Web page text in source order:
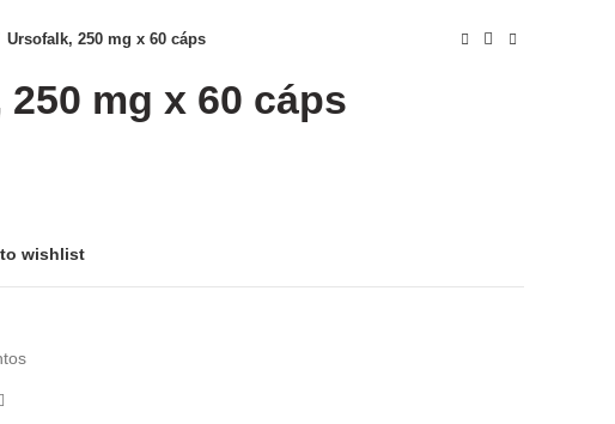
Ursofalk, 250 mg x 60 cáps
mg x 60 cáps
wishlist